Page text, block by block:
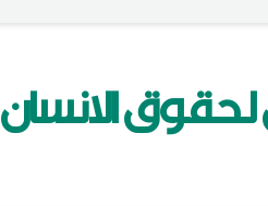
لحقوق الانسان